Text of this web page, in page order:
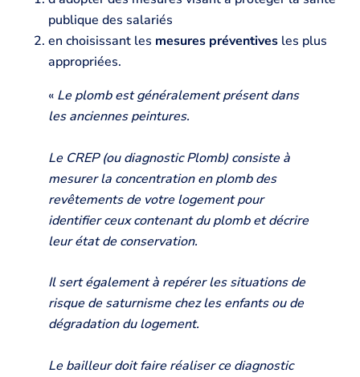
publique des salariés
en choisissant les mesures préventives les plus
appropriées.
« Le plomb est généralement présent dans
les anciennes peintures.
Le CREP (ou diagnostic Plomb) consiste à
mesurer la concentration en plomb des
revêtements de votre logement pour
identifier ceux contenant du plomb et décrire
leur état de conservation.
Il sert également à repérer les situations de
risque de saturnisme chez les enfants ou de
dégradation du logement.
Le bailleur doit faire réaliser ce diagnostic